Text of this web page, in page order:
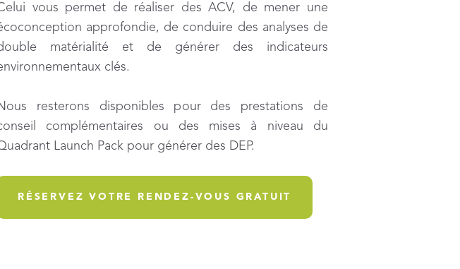
vous permet de réaliser des ACV, de mener une
approfondie, de conduire des analyses de
matérialité et de générer des indicateurs
clés.
resterons disponibles pour des prestations de
complémentaires ou des mises à niveau du
Launch Pack pour générer des DEP.
RÉSERVEZ VOTRE RENDEZ-VOUS GRATUIT